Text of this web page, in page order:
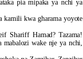
pia mipaka ya nchi ya
kamili kwa gharama yoyote
Shariff Hamad? Tazama!
mabalozi wake nje ya nchi,